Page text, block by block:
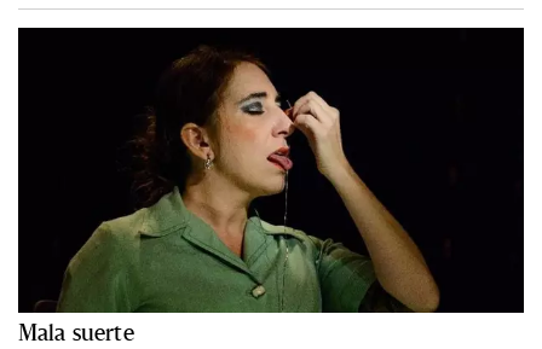
Mala suerte